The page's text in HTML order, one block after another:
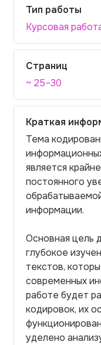
Тип работы
Курсовая
Страниц
~ 25–30
Краткая
Тема
является
постоянного
информации.
Основная цель
глубокое
текстов,
современных
работе будет
кодировок, их
уделено